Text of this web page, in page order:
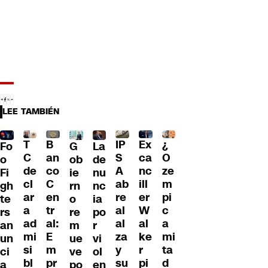
LEE TAMBIÉN
Fo
o
Fi
gh
te
rs
an
un
ci
a
T
C
de
cl
ar
a
ad
mi
si
bl
B
an
co
C
en
tr
al:
E
m
pr
G
ob
ie
rn
o
re
m
ue
ve
po
La
de
nu
nc
ia
po
r
vi
ol
en
IP
S
A
ab
re
al
al
za
y
su
Ex
ca
nc
ill
er
W
al
ke
r
pi
¿
O
ze
m
pi
c
a
mi
ta
d